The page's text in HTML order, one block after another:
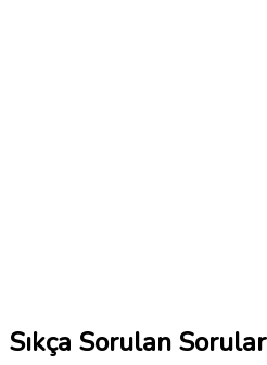
Sıkça Sorulan Sorular